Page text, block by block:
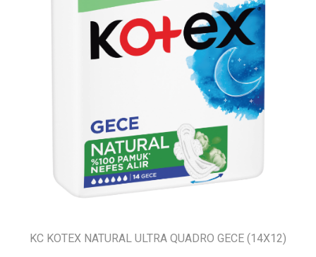
KC KOTEX NATURAL ULTRA QUADRO GECE (14X12)